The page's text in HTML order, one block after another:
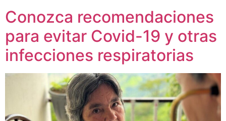
Conozca recomendaciones
para evitar Covid-19 y otras
infecciones respiratorias